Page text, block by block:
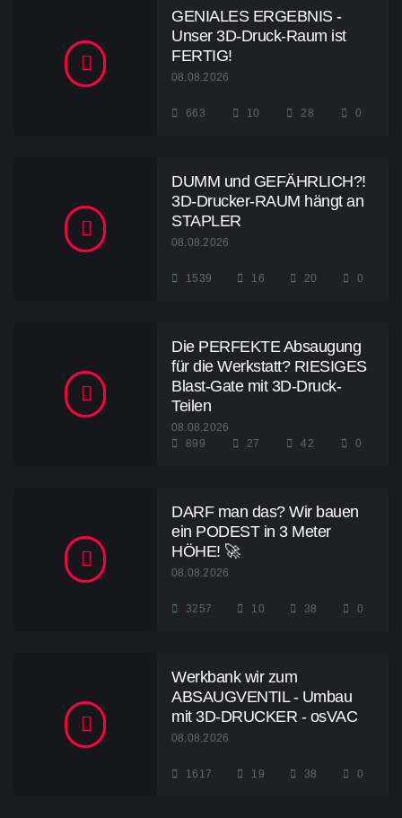
GENIALES ERGEBNIS -
Unser 3D-Druck-Raum ist
FERTIG!
08.08.2026
663 10 28 0
DUMM und GEFÄHRLICH?!
3D-Drucker-RAUM hängt an
STAPLER
08.08.2026
1539 16 20 0
Die PERFEKTE Absaugung
für die Werkstatt? RIESIGES
Blast-Gate mit 3D-Druck-
Teilen
08.08.2026
899
27 42 0
DARF man das? Wir bauen
ein PODEST in 3 Meter
HÖHE! 🚀
08.08.2026
3257 10 38 0
Werkbank wir zum
ABSAUGVENTIL - Umbau
mit 3D-DRUCKER - osVAC
08.08.2026
1617 19 38 0